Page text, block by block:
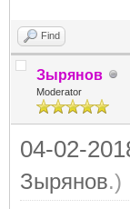
Find
Зырянов
Moderator
04-02-
Зырянов.)